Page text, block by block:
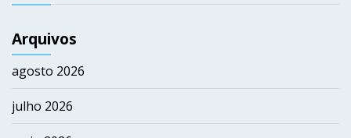
Arquivos
agosto 2026
julho 2026